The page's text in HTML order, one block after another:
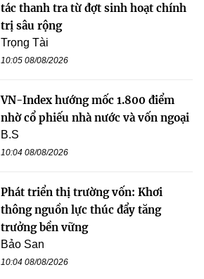
tác thanh tra từ đợt sinh hoạt chính
trị sâu rộng
Trọng Tài
10:05 08/08/2026
VN-Index hướng mốc 1.800 điểm
nhờ cổ phiếu nhà nước và vốn ngoại
B.S
10:04 08/08/2026
Phát triển thị trường vốn: Khơi
thông nguồn lực thúc đẩy tăng
trưởng bền vững
Bảo San
10:04 08/08/2026